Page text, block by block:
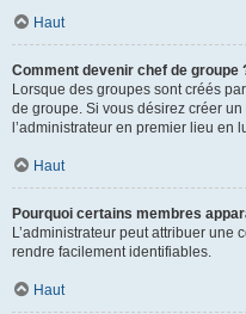
Haut
Comment devenir chef de groupe
Lorsque des groupes sont créés
de groupe. Si vous désirez créer
l’administrateur en premier lieu en
Haut
Pourquoi certains membres
L’administrateur peut attribuer une
rendre facilement identifiables.
Haut